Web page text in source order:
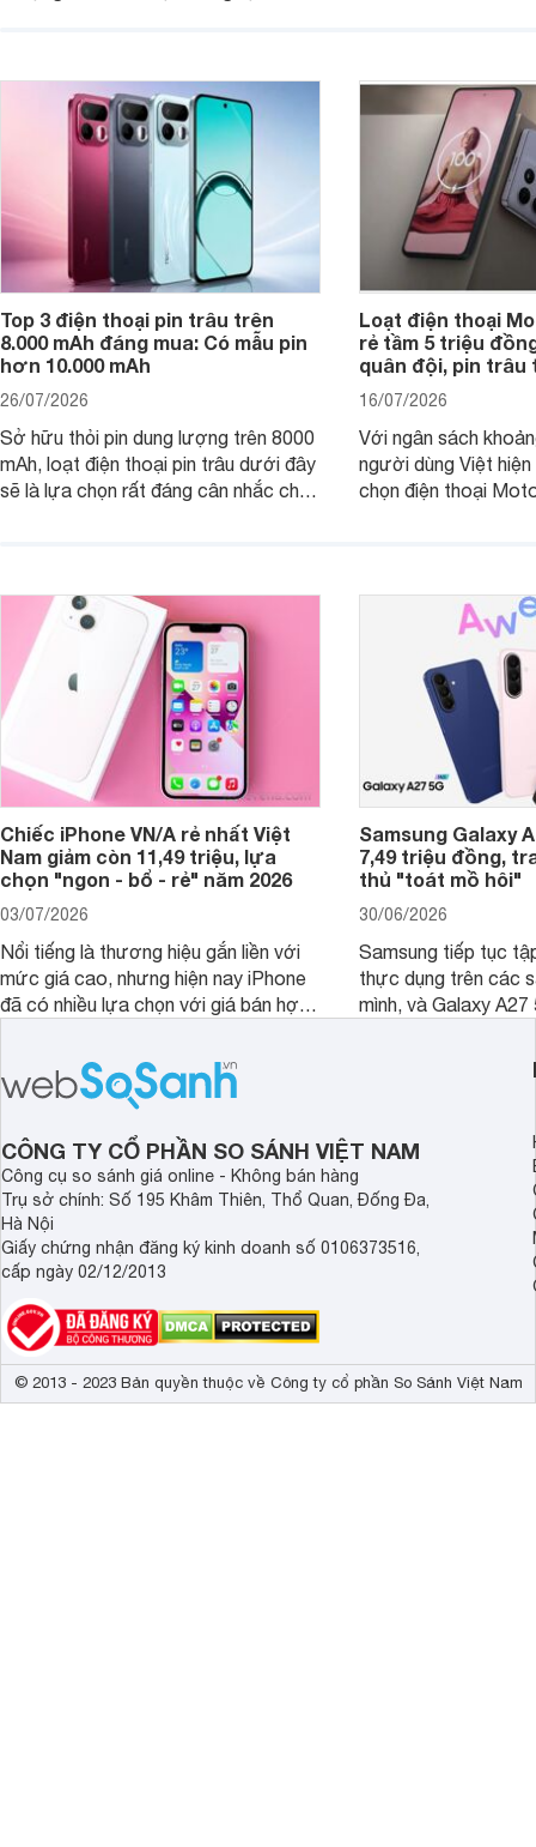
Top 3 điện thoại pin trâu trên
8.000 mAh đáng mua: Có mẫu pin
hơn 10.000 mAh
26/07/2026
Sở hữu thỏi pin dung lượng trên 8000
mAh, loạt điện thoại pin trâu dưới đây
sẽ là lựa chọn rất đáng cân nhắc cho
Loạt điện thoại
rẻ tầm 5 triệu
quân đội, pin trâu
16/07/2026
Với ngân sách
người dùng Việt
chọn điện thoại
Chiếc iPhone VN/A rẻ nhất Việt
Nam giảm còn 11,49 triệu, lựa
chọn "ngon - bổ - rẻ" năm 2026
03/07/2026
Nổi tiếng là thương hiệu gắn liền với
mức giá cao, nhưng hiện nay iPhone
đã có nhiều lựa chọn với giá bán hợp
cận sản phẩm chính hãng.
Samsung Galaxy
7,49 triệu đồng,
thủ "toát mồ hôi"
30/06/2026
Samsung tiếp tục
thực dụng trên các
mình, và Galaxy
tới cho người dùng
lượng với nhiều
CÔNG TY CỔ PHẦN SO SÁNH VIỆT NAM
Công cụ so sánh giá online - Không bán hàng
Trụ sở chính: Số 195 Khâm Thiên, Thổ Quan, Đống Đa,
Hà Nội
Giấy chứng nhận đăng ký kinh doanh số 0106373516,
cấp ngày 02/12/2013
© 2013 - 2023 Bản quyền thuộc về Công ty cổ phần So Sánh Việt Nam